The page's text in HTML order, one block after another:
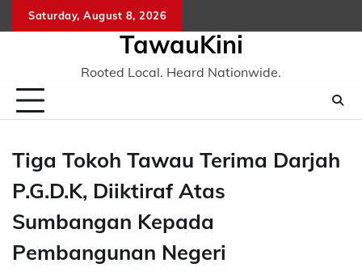
to
Saturday, August 8, 2026
TawauKini
Rooted Local. Heard Nationwide.
Tiga Tokoh Tawau Terima Darjah
P.G.D.K, Diiktiraf Atas
Sumbangan Kepada
Pembangunan Negeri